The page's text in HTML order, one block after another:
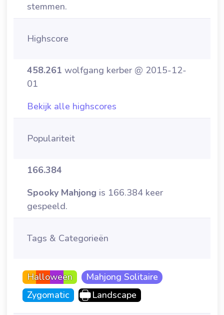
stemmen.
Highscore
458.261 wolfgang kerber @ 2015-12-
01
Bekijk alle highscores
Populariteit
166.384
Spooky Mahjong is 166.384 keer
gespeeld.
Tags & Categorieën
Halloween
Mahjong Solitaire
Zygomatic
Landscape